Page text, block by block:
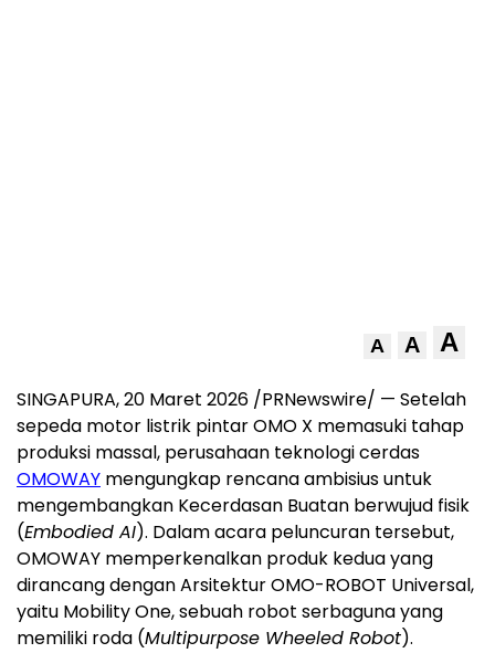
A A A
SINGAPURA, 20 Maret 2026 /PRNewswire/ — Setelah
sepeda motor listrik pintar OMO X memasuki tahap
produksi massal, perusahaan teknologi cerdas
OMOWAY mengungkap rencana ambisius untuk
mengembangkan Kecerdasan Buatan berwujud fisik
(Embodied AI). Dalam acara peluncuran tersebut,
OMOWAY memperkenalkan produk kedua yang
dirancang dengan Arsitektur OMO-ROBOT Universal,
yaitu Mobility One, sebuah robot serbaguna yang
memiliki roda (Multipurpose Wheeled Robot).